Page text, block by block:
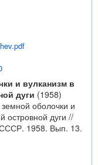
и вулканизм в
дуги (1958)
оболочки и
островной дуги //
1958. Вып. 13.